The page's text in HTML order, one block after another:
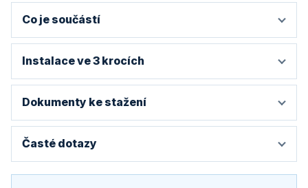
Co je součástí
Instalace ve 3 krocích
Dokumenty ke stažení
Časté dotazy